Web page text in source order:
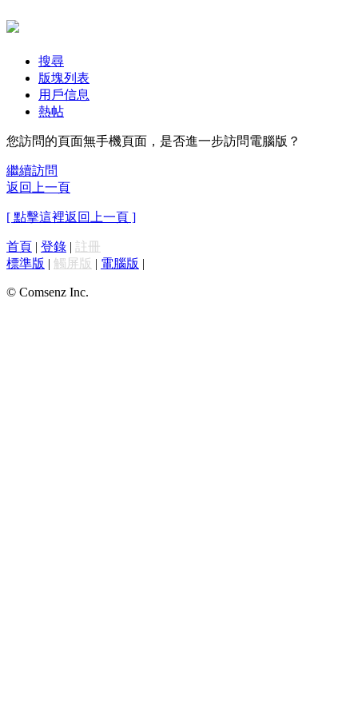
搜尋
版塊列表
用戶信息
熱帖
您訪問的頁面無手機頁面，是否進一步訪問電腦版？
繼續訪問
返回上一頁
[ 點擊這裡返回上一頁 ]
首頁 | 登錄 | 註冊
標準版 | 觸屏版 | 電腦版 |
© Comsenz Inc.